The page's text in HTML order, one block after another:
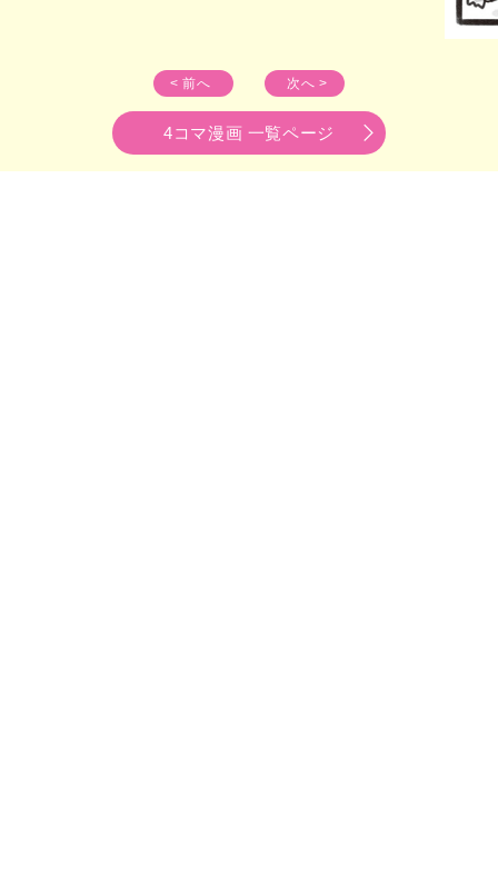
< 前へ 次へ >
4コマ漫画 一覧ページ